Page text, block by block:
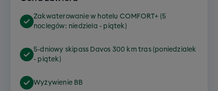
Zakwaterowanie w hotelu COMFORT+ (5
noclegów: niedziela - piątek)
5-dniowy skipass Davos 300 km tras (poniedzialek
- piątek)
Wyżywienie BB